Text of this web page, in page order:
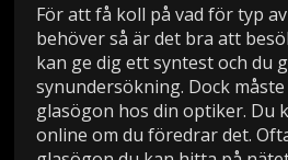
För att få koll på vad för typ
behöver så är det bra att
kan ge dig ett syntest och du
synundersökning. Dock
glasögon hos din optiker. Du
online om du föredrar det.